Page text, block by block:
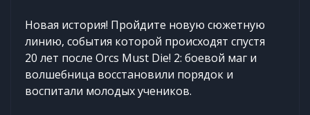
Новая история! Пройдите новую сюжетную
линию, события которой происходят спустя
20 лет после Orcs Must Die! 2: боевой маг и
волшебница восстановили порядок и
воспитали молодых учеников.